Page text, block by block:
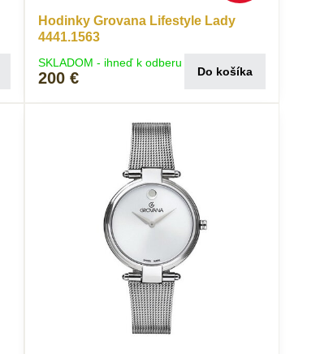
Hodinky Grovana Lifestyle Lady
4441.1563
SKLADOM - ihneď k odberu
200 € Do košíka